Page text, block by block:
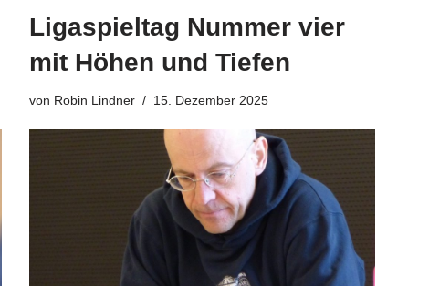
Ligaspieltag Nummer vier
mit Höhen und Tiefen
von Robin Lindner 15. Dezember 2025